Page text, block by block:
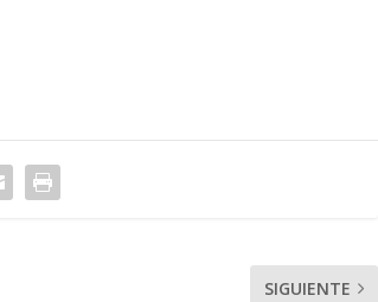
SIGUIENTE